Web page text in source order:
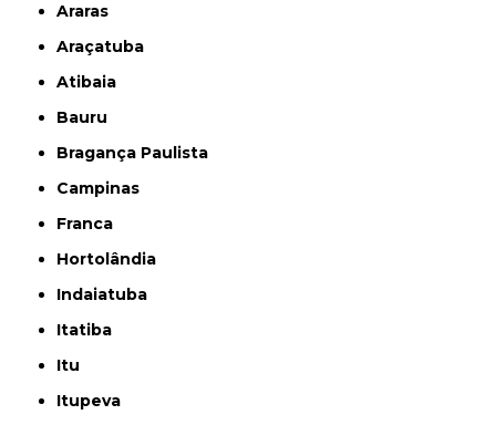
Araras
Araçatuba
Atibaia
Bauru
Bragança Paulista
Campinas
Franca
Hortolândia
Indaiatuba
Itatiba
Itu
Itupeva